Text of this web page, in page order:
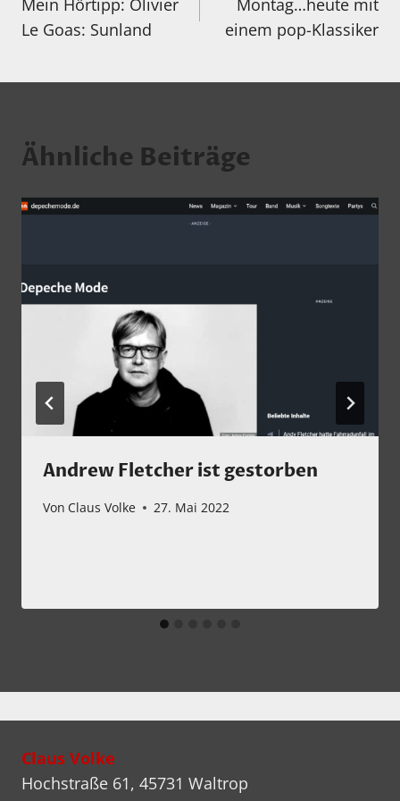
Mein Hörtipp: Olivier
Le Goas: Sunland
Montag…heute mit
einem pop-Klassiker
Ähnliche Beiträge
Andrew Fletcher ist gestorben
Von Claus Volke 27. Mai 2022
Claus Volke
Hochstraße 61, 45731 Waltrop